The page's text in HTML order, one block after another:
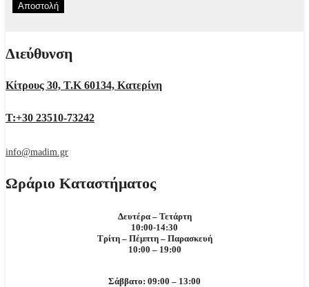
Διεύθυνση
Κίτρους 30, Τ.Κ 60134, Κατερίνη
Τ:+30 23510-73242
info@madim.gr
Ωράριο Καταστήματος
Δευτέρα – Τετάρτη
10:00-14:30
Τρίτη – Πέμπτη – Παρασκευή
10:00 – 19:00
Σάββατο: 09:00 – 13:00